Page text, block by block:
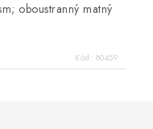
oboustranný matný
Kód: 80459